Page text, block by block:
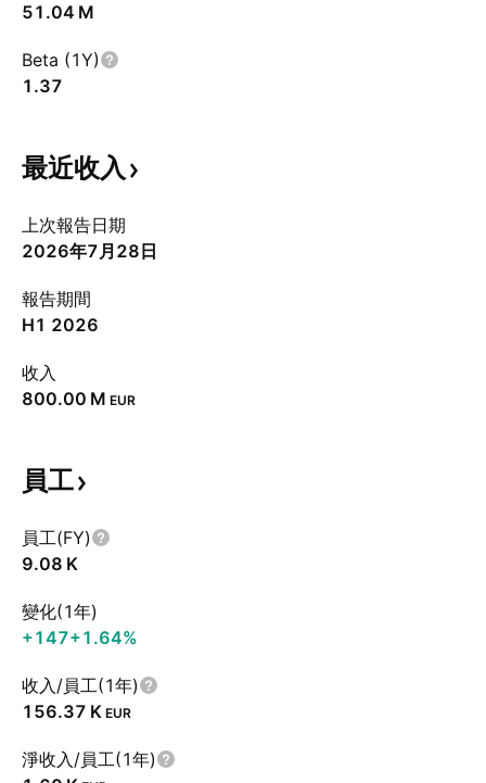
‪51.04 M‬
Beta (1Y)
1.37
最近收入
上次報告日期
2026年7月28日
報告期間
H1 2026
收入
‪800.00 M‬ EUR
員工
員工(FY)
‪9.08 K‬
變化(1年)
+147+1.64%
收入/員工(1年)
‪156.37 K‬ EUR
淨收入/員工(1年)